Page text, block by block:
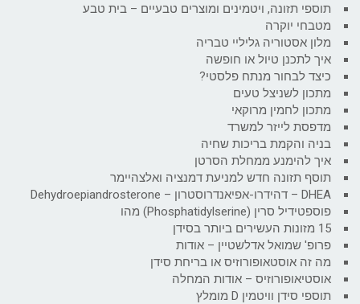
תוספי תזונה, ויטמינים ומוצרים טבעיים – בית טבע
מטבחי יוקרה
מלון אסטוריה גליליי טבריה
איך לתכנן טיול או חופשה
כיצד לבחור מנתח פלסטי?
מתכון לשניצל טעים
מתכון לחמין מרוקאי
מדפסת לייזר למשרד
בניה והקמת בריכות שחיה
איך להימנע ממחלת הסרטן
תוסף תזונה חדש למניעת דמנציה ואלצהיימר
DHEA – דהידרו-אפיאנדרוסטרון – Dehydroepiandrosterone
פוספטידיל סרין (Phosphatidylserine) מהו
15 מזונות העשירים ביותר בסידן
פרופ' שמואל אדלשטיין – אודות
מה זה אוסטאופורוזיס או בריחת סידן
אוסטיאופורוזיס – אודות המחלה
תוספי סידן וויטמין D מומלץ